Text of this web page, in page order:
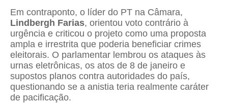
Em contraponto, o líder do PT na Câmara,
Lindbergh Farias, orientou voto contrário à
urgência e criticou o projeto como uma proposta
ampla e irrestrita que poderia beneficiar crimes
eleitorais. O parlamentar lembrou os ataques às
urnas eletrônicas, os atos de 8 de janeiro e
supostos planos contra autoridades do país,
questionando se a anistia teria realmente caráter
de pacificação.